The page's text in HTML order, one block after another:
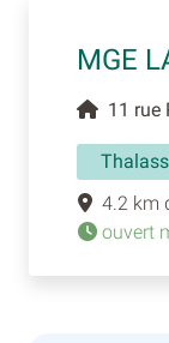
MGE
11 rue
4.2 km
ouvert